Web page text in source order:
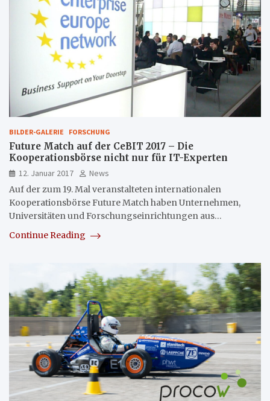
BILDER-GALERIE FORSCHUNG
Future Match auf der CeBIT 2017 – Die
Kooperationsbörse nicht nur für IT-Experten
12. Januar 2017
News
Auf der zum 19. Mal veranstalteten internationalen
Kooperationsbörse Future Match haben Unternehmen,
Universitäten und Forschungseinrichtungen aus…
Continue Reading